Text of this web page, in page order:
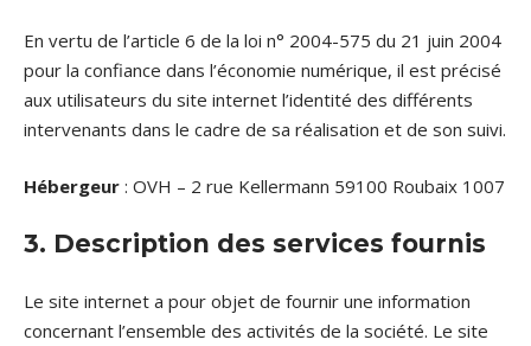
En vertu de l’article 6 de la loi n° 2004-575 du 21 juin 2004
pour la confiance dans l’économie numérique, il est précisé
aux utilisateurs du site internet l’identité des différents
intervenants dans le cadre de sa réalisation et de son suivi.
Hébergeur : OVH – 2 rue Kellermann 59100 Roubaix 1007
3. Description des services fournis
Le site internet a pour objet de fournir une information
concernant l’ensemble des activités de la société. Le site